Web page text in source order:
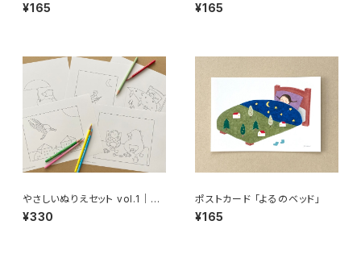
¥165 ¥165
やさしいぬりえセット vol.1｜5
枚入り（PDF）
¥330
ポストカード 「よるのベッド」
¥165